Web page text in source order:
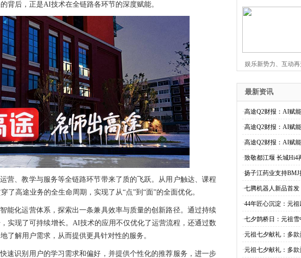
背后，正是AI技术在全链路各环节的深度赋能。
营、教学与服务等全链路环节带来了质的飞跃。从用户触达、课程
了高途业务的全生命周期，实现了从“点”到“面”的全面优化。
能化运营体系，探索出一条兼具效率与质量的创新路径。通过持续
实现了可持续增长。AI技术的应用不仅优化了运营流程，还通过数
了解用户需求，从而提供更具针对性的服务。
速识别用户的学习需求和偏好，并提供个性化的推荐服务，进一步
娱乐新势力、互动再
最新资讯
·高途Q2财报：AI赋
·高途Q2财报：AI赋
·高途Q2财报：AI赋
·致敬都江堰 长城Hi4
·扬子江药业支持
·七腾机器人新品首发
·44年匠心沉淀：元
·七夕鹊桥日：元祖
·元祖七夕献礼：多
·元祖七夕献礼：多